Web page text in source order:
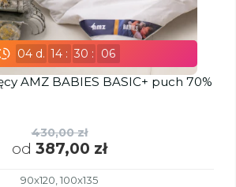
04d. 14 : 30 : 05
AMZ BABIES BASIC+ puch 70%
430,00 zł
od 387,00 zł
90x120, 100x135